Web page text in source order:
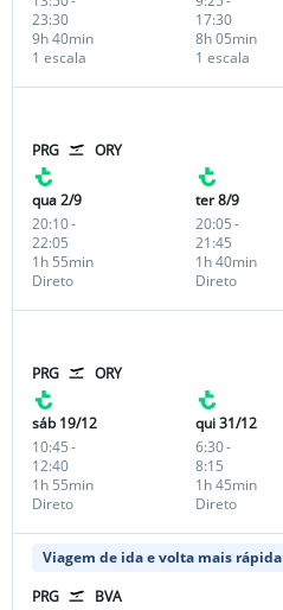
23:30
1 escala
9h 40min
17:30
1 escala
8h 05min
PRG ORY
qua 2/9
20:10-
22:05
Direto
1h 55min
ter 8/9
20:05-
21:45
Direto
1h 40min
PRG ORY
sáb 19/12
10:45-
12:40
Direto
1h 55min
qui 31/12
6:30-
8:15
Direto
1h 45min
Viagem de ida e volta mais rápida
PRG
BVA